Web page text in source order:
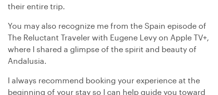
their entire trip.
You may also recognize me from the Spain episode of
The Reluctant Traveler with Eugene Levy on Apple TV+,
where I shared a glimpse of the spirit and beauty of
Andalusia.
I always recommend booking your experience at the
beginning of your stay so I can help guide you toward